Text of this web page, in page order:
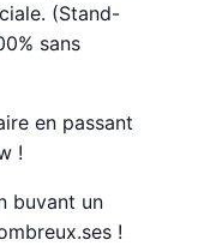
(Stand-
sans
en passant
!
buvant un
!